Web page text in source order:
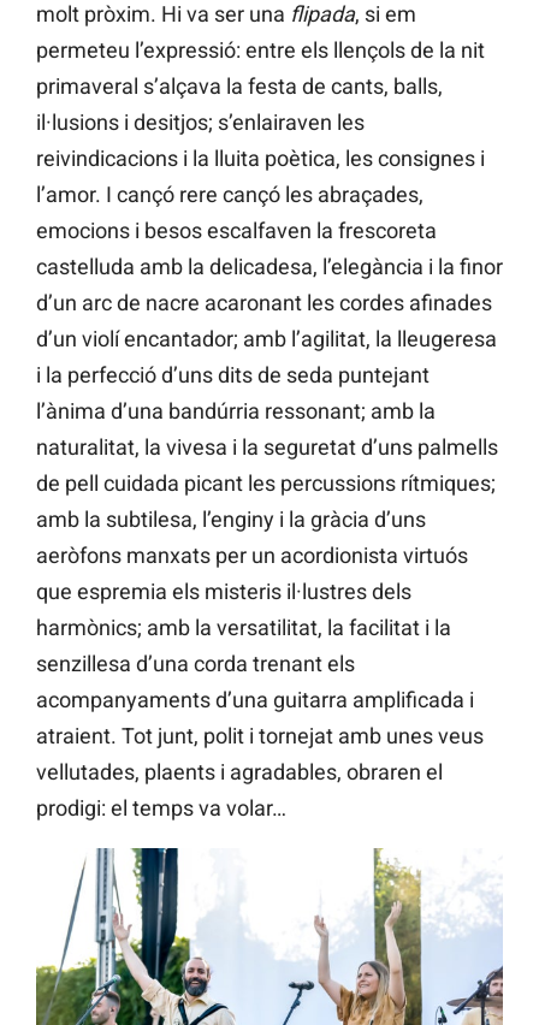
molt pròxim. Hi va ser una flipada, si em
permeteu l’expressió: entre els llençols de la nit
primaveral s’alçava la festa de cants, balls,
il·lusions i desitjos; s’enlairaven les
reivindicacions i la lluita poètica, les consignes i
l’amor. I cançó rere cançó les abraçades,
emocions i besos escalfaven la frescoreta
castelluda amb la delicadesa, l’elegància i la finor
d’un arc de nacre acaronant les cordes afinades
d’un violí encantador; amb l’agilitat, la lleugeresa
i la perfecció d’uns dits de seda puntejant
l’ànima d’una bandúrria ressonant; amb la
naturalitat, la vivesa i la seguretat d’uns palmells
de pell cuidada picant les percussions rítmiques;
amb la subtilesa, l’enginy i la gràcia d’uns
aeròfons manxats per un acordionista virtuós
que espremia els misteris il·lustres dels
harmònics; amb la versatilitat, la facilitat i la
senzillesa d’una corda trenant els
acompanyaments d’una guitarra amplificada i
atraient. Tot junt, polit i tornejat amb unes veus
vellutades, plaents i agradables, obraren el
prodigi: el temps va volar…